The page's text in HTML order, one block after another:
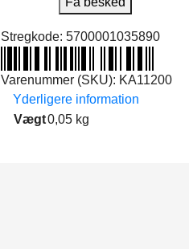
Stregkode: 5700001035890
Varenummer (SKU): KA11200
Yderligere information
Vægt0,05 kg